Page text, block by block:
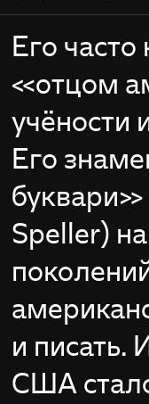
Его
«отцом
учёности
Его
Speller)
и писать.
США